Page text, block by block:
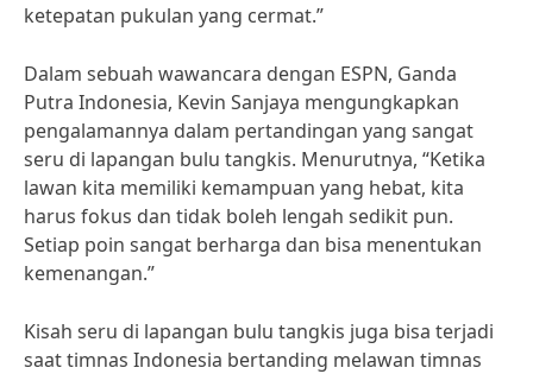
ketepatan pukulan yang cermat.”
Dalam sebuah wawancara dengan ESPN, Ganda
Putra Indonesia, Kevin Sanjaya mengungkapkan
pengalamannya dalam pertandingan yang sangat
seru di lapangan bulu tangkis. Menurutnya, “Ketika
lawan kita memiliki kemampuan yang hebat, kita
harus fokus dan tidak boleh lengah sedikit pun.
Setiap poin sangat berharga dan bisa menentukan
kemenangan.”
Kisah seru di lapangan bulu tangkis juga bisa terjadi
saat timnas Indonesia bertanding melawan timnas